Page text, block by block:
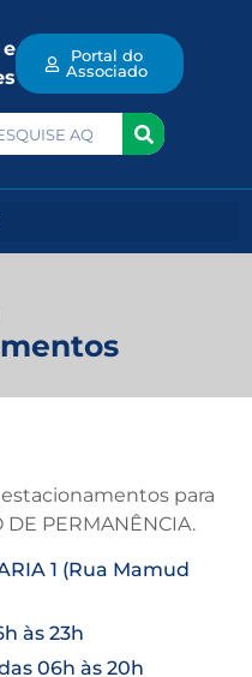
Portal do
Associado
para
DE PERMANÊNCIA.
1 (Rua Mamud
às 23h
06h às 20h